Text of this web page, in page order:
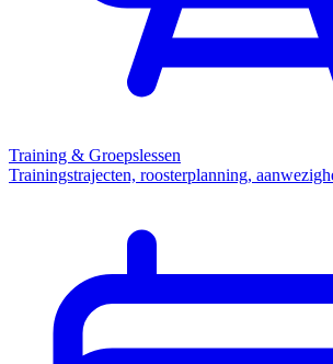
Training & Groepslessen
Trainingstrajecten, roosterplanning,